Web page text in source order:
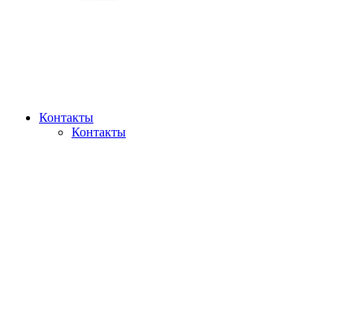
Контакты
Контакты